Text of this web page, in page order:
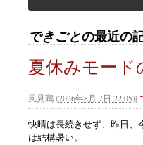
できごとの最近の
夏休みモード
風見鶏(2026年8月 7日 22:05)|
快晴は長続きせず、昨日、
は結構暑い。